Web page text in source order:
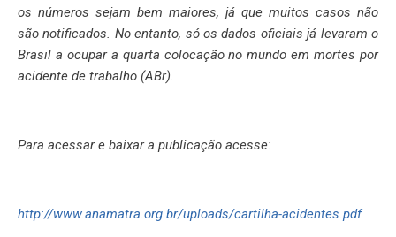
os números sejam bem maiores, já que muitos casos não
são notificados. No entanto, só os dados oficiais já levaram o
Brasil a ocupar a quarta colocação no mundo em mortes por
acidente de trabalho (ABr).
Para acessar e baixar a publicação acesse:
http://www.anamatra.org.br/uploads/cartilha-acidentes.pdf